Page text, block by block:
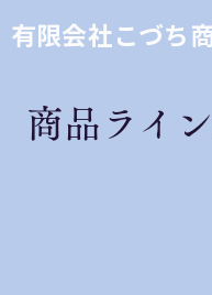
有限会社こづち
商品ライ